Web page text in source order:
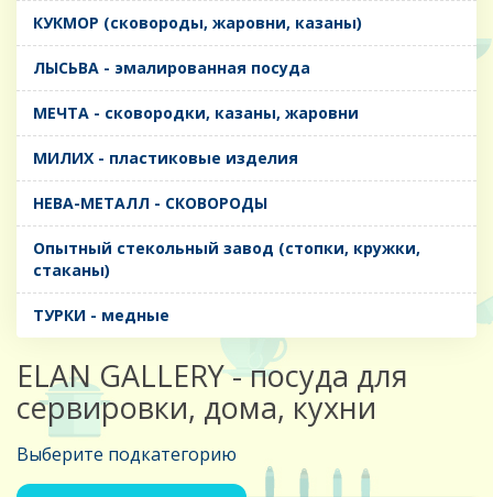
КУКМОР (сковороды, жаровни, казаны)
ЛЫСЬВА - эмалированная посуда
МЕЧТА - сковородки, казаны, жаровни
МИЛИХ - пластиковые изделия
НЕВА-МЕТАЛЛ - СКОВОРОДЫ
Опытный стекольный завод (стопки, кружки,
стаканы)
ТУРКИ - медные
ELAN GALLERY - посуда для
сервировки, дома, кухни
Выберите подкатегорию